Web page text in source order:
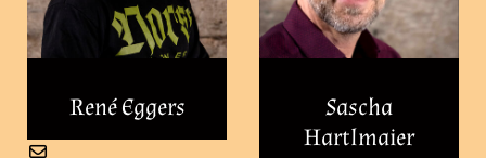
René Eggers
Sascha
Hartlmaier